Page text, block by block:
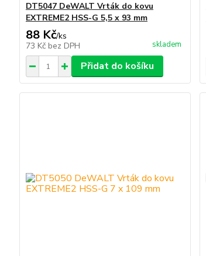
DT5047 DeWALT Vrták do kovu
EXTREME2 HSS-G 5,5 x 93 mm
88 Kč/ks
73 Kč bez DPH skladem
Přidat do košíku